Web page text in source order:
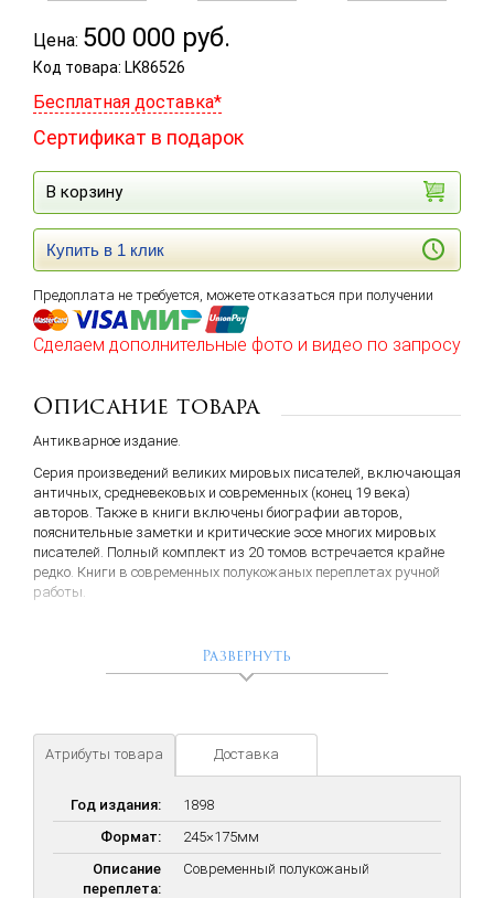
Цена: 500 000 руб.
Код товара: LK86526
Бесплатная доставка*
Сертификат в подарок
В корзину
Купить в 1 клик
Предоплата не требуется, можете отказаться при получении
Сделаем дополнительные фото и видео по запросу
Описание товара
Антикварное издание.
Серия произведений великих мировых писателей, включающая
античных, средневековых и современных (конец 19 века)
авторов. Также в книги включены биографии авторов,
пояснительные заметки и критические эссе многих мировых
писателей. Полный комплект из 20 томов встречается крайне
редко. Книги в современных полукожаных переплетах ручной
работы.
Развернуть
Атрибуты товара Доставка
Год издания:
1898
Формат:
245×175мм
Описание
переплета:
Современный полукожаный